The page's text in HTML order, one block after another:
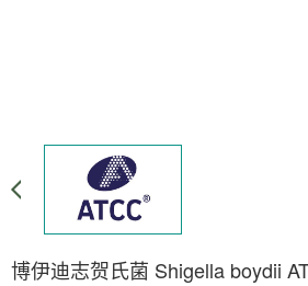
博伊迪志贺氏菌 Shigella boydii